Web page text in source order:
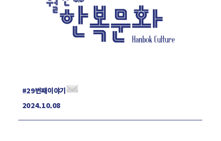
#29번째이야기
2024.10.08